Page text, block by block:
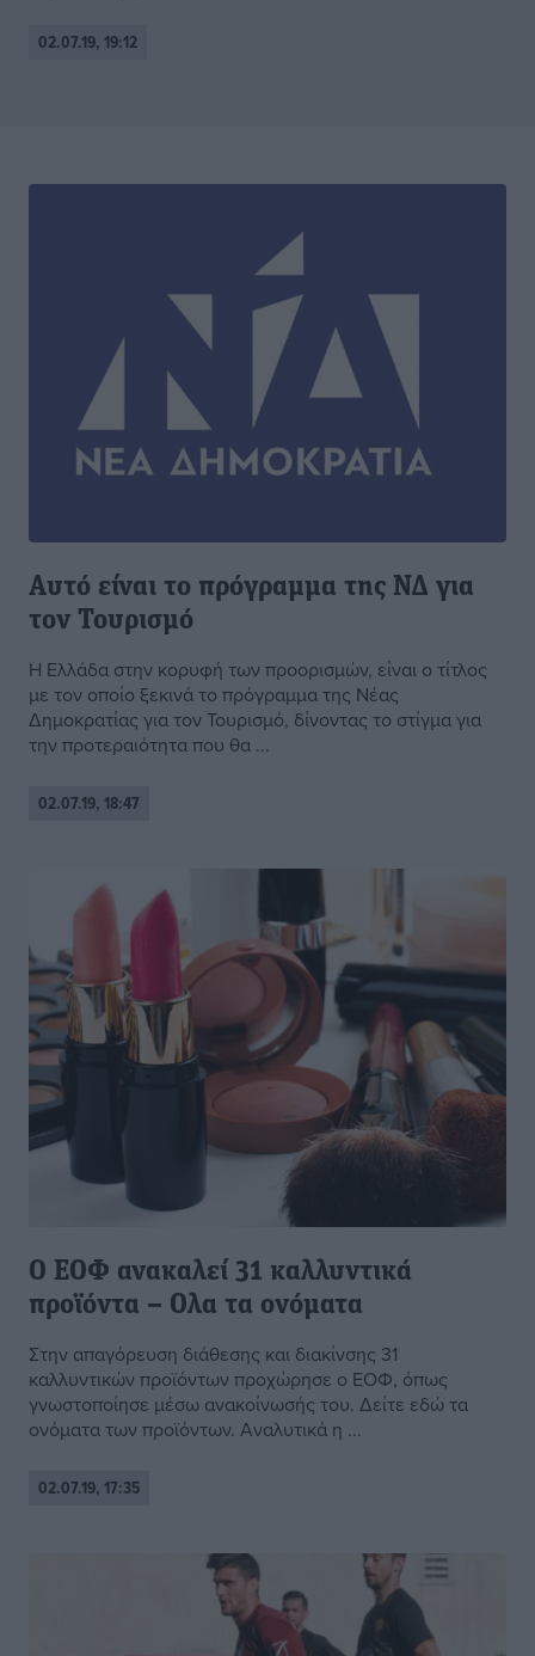
02.07.19, 19:12
Αυτό είναι το πρόγραμμα της ΝΔ για
τον Τουρισμό
Η Ελλάδα στην κορυφή των προορισμών, είναι ο τίτλος
με τον οποίο ξεκινά το πρόγραμμα της Νέας
Δημοκρατίας για τον Τουρισμό, δίνοντας το στίγμα για
την προτεραιότητα που θα ...
02.07.19, 18:47
O ΕΟΦ ανακαλεί 31 καλλυντικά
προϊόντα – Ολα τα ονόματα
Στην απαγόρευση διάθεσης και διακίνσης 31
καλλυντικών προϊόντων προχώρησε ο ΕΟΦ, όπως
γνωστοποίησε μέσω ανακοίνωσής του. Δείτε εδώ τα
ονόματα των προϊόντων. Αναλυτικά η ...
02.07.19, 17:35